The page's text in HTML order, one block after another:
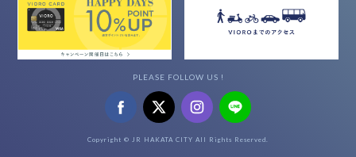
PLEASE FOLLOW US !
Copyright © JR HAKATA CITY All Rights Reserved.